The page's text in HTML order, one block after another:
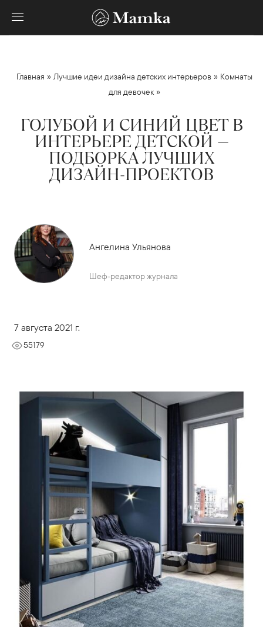
Главная »Лучшие идеи дизайна детских интерьеров » Комнаты
для девочек »
ГОЛУБОЙ И СИНИЙ ЦВЕТ В
ИНТЕРЬЕРЕ ДЕТСКОЙ —
ПОДБОРКА ЛУЧШИХ
ДИЗАЙН-ПРОЕКТОВ
Ангелина Ульянова
Шеф-редактор журнала
7 августа 2021 г.
55179